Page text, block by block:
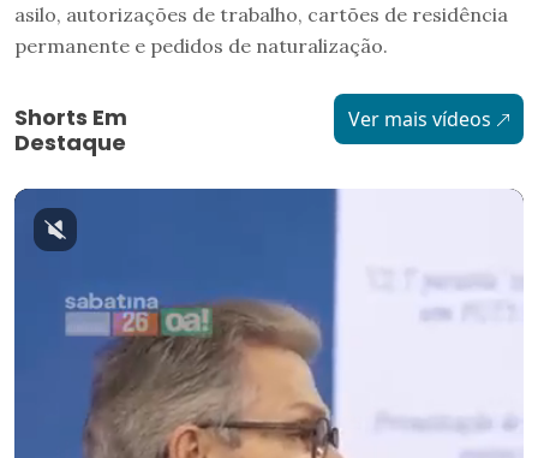
asilo, autorizações de trabalho, cartões de residência
permanente e pedidos de naturalização.
Shorts Em
Destaque
Ver mais vídeos